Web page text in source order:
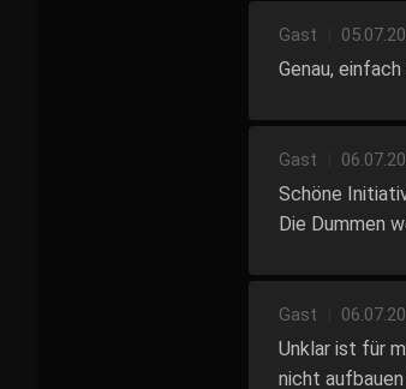
Gast
Genau,
Gast
Schöne
Die Dummen
Gast
Unklar ist für
nicht